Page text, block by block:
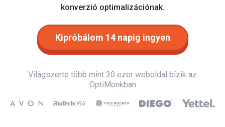
konverzió optimalizációnak.
Kipróbálom 14 napig ingyen
Világszerte több mint 30 ezer weboldal bízik az
OptiMonkban